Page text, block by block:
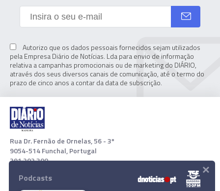
Autorizo que os dados pessoais fornecidos sejam utilizados
pela Empresa Diário de Notícias. Lda para envio de informação
relativa a campanhas promocionais ou de marketing do DIÁRIO,
através dos seus diversos canais de comunicação, até o termo do
prazo de cinco anos a contar da data de subscrição.
Rua Dr. Fernão de Ornelas, 56 - 3º
9054-514 Funchal, Portugal
291 202 300
Download App
Podcasts ×